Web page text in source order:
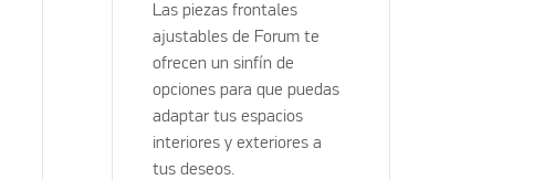
Las piezas frontales
ajustables de Forum te
ofrecen un sinfín de
opciones para que puedas
adaptar tus espacios
interiores y exteriores a
tus deseos.